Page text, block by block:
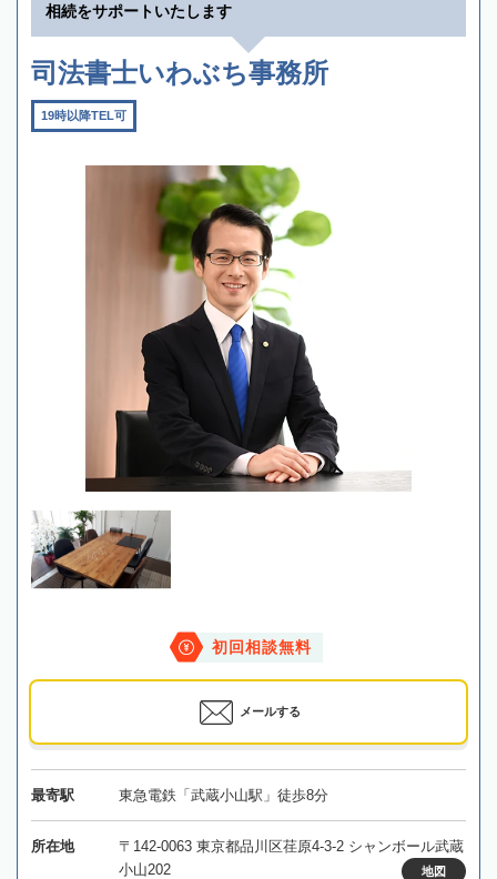
相続をサポートいたします
司法書士いわぶち事務所
19時以降TEL可
初回相談無料
メールする
最寄駅 東急電鉄「武蔵小山駅」徒歩8分
所在地
〒142-0063 東京都品川区荏原4-3-2 シャンボール武蔵
小山202
地図